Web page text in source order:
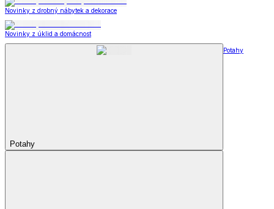
Novinky z drobný nábytek a dekorace
Novinky z úklid a domácnost
Potahy
Potahy